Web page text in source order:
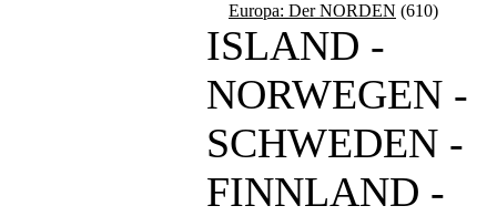
Europa: Der NORDEN (610)
ISLAND -
NORWEGEN -
SCHWEDEN -
FINNLAND -